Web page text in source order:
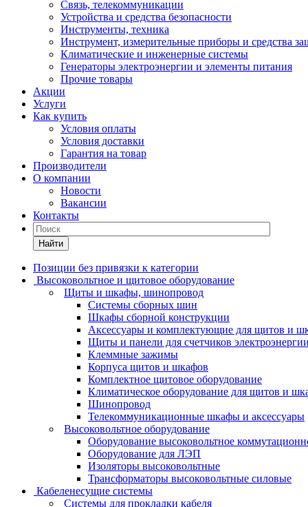
Связь, телекоммуникации
Устройства и средства безопасности
Инструменты, техника
Инструмент, измерительные приборы и средства
Климатические и инженерные системы
Генераторы электроэнергии и элементы питания
Прочие товары
Акции
Услуги
Как купить
Условия оплаты
Условия доставки
Гарантия на товар
Производители
О компании
Новости
Вакансии
Контакты
Найти
Позиции без привязки к категории
Высоковольтное и щитовое оборудование
Щиты и шкафы, шинопровод
Системы сборных шин
Шкафы сборной конструкции
Аксессуары и комплектующие для щитов и
Щиты и панели для счетчиков электроэнергии
Клеммные зажимы
Корпуса щитов и шкафов
Комплектное щитовое оборудование
Климатическое оборудование для щитов и
Шинопровод
Телекоммуникационные шкафы и аксессуары
Высоковольтное оборудование
Оборудование высоковольтное
Оборудование для ЛЭП
Изоляторы высоковольтные
Трансформаторы высоковольтные силовые
Кабеленесущие системы
Системы для прокладки кабеля